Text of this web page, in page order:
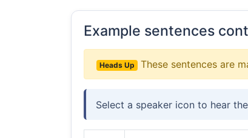
Example sentences
Heads Up These sentences are
Select a speaker icon to hear